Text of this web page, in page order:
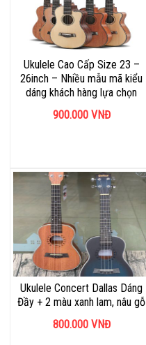
Ukulele Cao Cấp Size 23 –
26inch – Nhiều mẫu mã kiểu
dáng khách hàng lựa chọn
900.000VNĐ
Ukulele Concert Dallas Dáng
Đầy + 2 màu xanh lam, nâu gỗ
800.000VNĐ